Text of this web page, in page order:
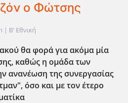
ο Φώτσης
| Β' Εθνική
θα φορά για ακόμα μία
καθώς η ομάδα των
ανανέωση της συνεργασίας
όσο και με τον έτερο